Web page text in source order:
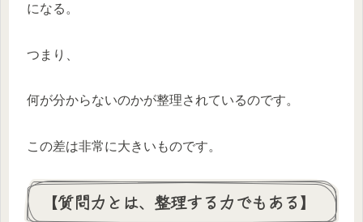
になる。
つまり、
何が分からないのかが整理されているのです。
この差は非常に大きいものです。
【質問力とは、整理する力でもある】